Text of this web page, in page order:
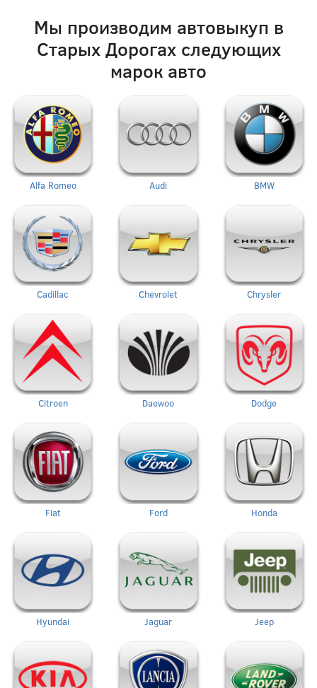
Мы производим автовыкуп в
Старыx Дорогах следующих
марок авто
Alfa Romeo Audi BMW
Cadillac Chevrolet Chrysler
Citroen Daewoo Dodge
Fiat Ford Honda
Hyundai Jaguar Jeep